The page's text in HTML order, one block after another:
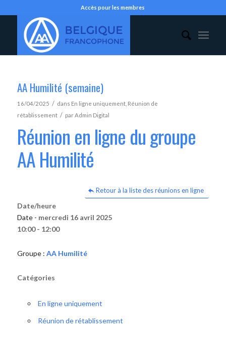
Accès pour les membres
AA Humilité (semaine)
16/04/2025 / dans En ligne uniquement, Réunion de
rétablissement / parAdmin Digital
Réunion en ligne du groupe
AA Humilité
Retour à la liste des réunions en ligne
Date/heure
Date - mercredi 16 avril 2025
10:00 - 12:00
Groupe : AA Humilité
Catégories
En ligne uniquement
Réunion de rétablissement